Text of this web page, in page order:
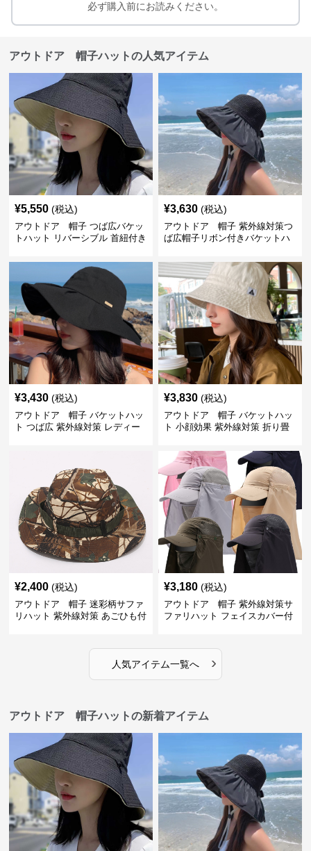
必ず購入前にお読みください。
アウトドア 帽子ハットの人気アイテム
¥5,550 (税込)
アウトドア 帽子 つば広バケッ
トハット リバーシブル 首紐付き
¥3,630 (税込)
アウトドア 帽子 紫外線対策つ
ば広帽子リボン付きバケットハ
¥3,430 (税込)
アウトドア 帽子 バケットハッ
ト つば広 紫外線対策 レディー
¥3,830 (税込)
アウトドア 帽子 バケットハッ
ト 小顔効果 紫外線対策 折り畳
¥2,400 (税込)
アウトドア 帽子 迷彩柄サファ
リハット 紫外線対策 あごひも付
¥3,180 (税込)
アウトドア 帽子 紫外線対策サ
ファリハット フェイスカバー付
人気アイテム一覧へ ›
アウトドア 帽子ハットの新着アイテム